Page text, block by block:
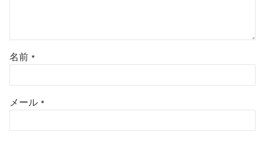
名前 *
メール *